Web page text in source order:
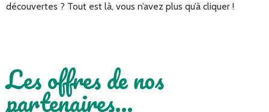
découvertes ? Tout est là, vous n’avez plus qu’à cliquer !
Les offres de nos
partenaires…